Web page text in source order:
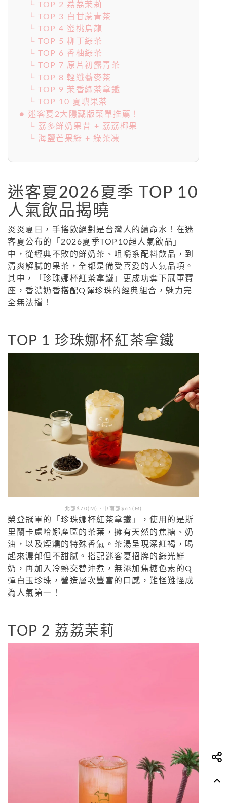
└ TOP 2 荔荔茉莉
└ TOP 3 白甘蔗青茶
└ TOP 4 蜜桃烏龍
└ TOP 5 柳丁綠茶
└ TOP 6 香柚綠茶
└ TOP 7 原片初露青茶
└ TOP 8 輕纖蕎麥茶
└ TOP 9 茉香綠茶拿鐵
└ TOP 10 夏嶼果茶
● 迷客夏2大隱藏版菜單推薦！
└ 荔多鮮奶果昔 + 荔荔椰果
└ 海鹽芒果綠 + 綠茶凍
迷客夏2026夏季 TOP 10
人氣飲品揭曉
炎炎夏日，手搖飲絕對是台灣人的續命水！在迷
客夏公布的「2026夏季TOP10超人氣飲品」
中，從經典不敗的鮮奶茶、咀嚼系配料飲品，到
清爽解膩的果茶，全都是備受喜愛的人氣品項。
其中，「珍珠娜杯紅茶拿鐵」更成功奪下冠軍寶
座，香濃奶香搭配Q彈珍珠的經典組合，魅力完
全無法擋！
TOP 1 珍珠娜杯紅茶拿鐵
北部$70(M)、中南部$65(M)
榮登冠軍的「珍珠娜杯紅茶拿鐵」，使用的是斯
里蘭卡盧哈娜產區的茶葉，擁有天然的焦糖、奶
油，以及煙燻的特殊香氣。茶湯呈現深紅褐，喝
起來濃郁但不甜膩。搭配迷客夏招牌的綠光鮮
奶，再加入冷熱交替沖煮，無添加焦糖色素的Q
彈白玉珍珠，營造層次豐富的口感，難怪難怪成
為人氣第一！
TOP 2 荔荔茉莉